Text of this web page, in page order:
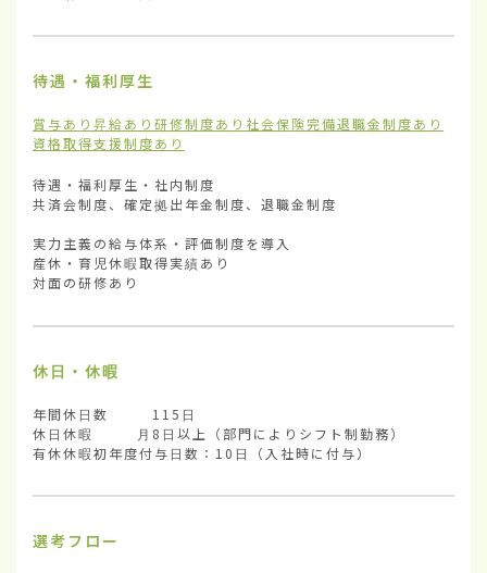
待遇・福利厚生
賞与あり 昇給あり 研修制度あり 社会保険完備退職金制度あり
資格取得支援制度あり
待遇・福利厚生・社内制度
共済会制度、確定拠出年金制度、退職金制度
実力主義の給与体系・評価制度を導入
産休・育児休暇取得実績あり
対面の研修あり
休日・休暇
年間休日数        115日
休日休暇        月8日以上（部門によりシフト制勤務）
有休休暇初年度付与日数：10日（入社時に付与）
選考フロー